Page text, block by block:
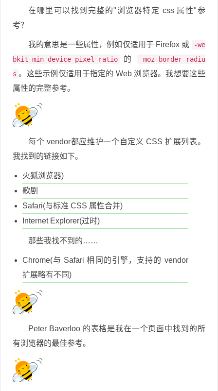
在哪里可以找到完整的"浏览器特定 css 属性"参
考？
我的意思是一些属性，例如仅适用于 Firefox 或
-we
bkit-min-device-pixel-ratio
的
-moz-border-radiu
s 。这些示例仅适用于指定的 Web 浏览器。我想要这些
属性的完整参考。
每个 vendor都应维护一个自定义 CSS 扩展列表。
我找到的链接如下。
火狐浏览器)
歌剧
Safari(与标准 CSS 属性合并)
Internet Explorer(过时)
那些我找不到的……
Chrome(与 Safari 相同的引擎，支持的 vendor
扩展略有不同)
Peter Baverloo 的表格是我在一个页面中找到的所
有浏览器的最佳参考。